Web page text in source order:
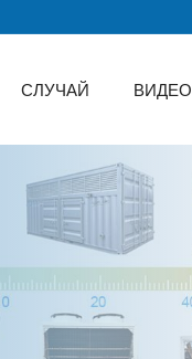
СЛУЧАЙ ВИДЕО